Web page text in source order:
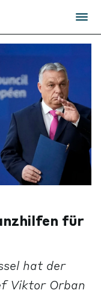
für
hat der
Viktor Orban